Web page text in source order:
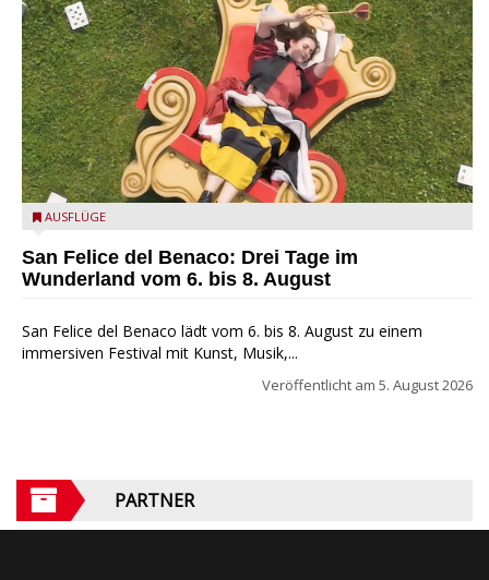
San Felice del Benaco: Drei Tage im Wunderland
AUSFLÜGE
San Felice del Benaco: Drei Tage im
Wunderland vom 6. bis 8. August
San Felice del Benaco lädt vom 6. bis 8. August zu einem
immersiven Festival mit Kunst, Musik,...
Veröffentlicht am 5. August 2026
PARTNER